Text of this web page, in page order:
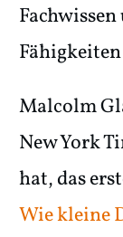
Malcolm
New York
hat, das
Wie kleine